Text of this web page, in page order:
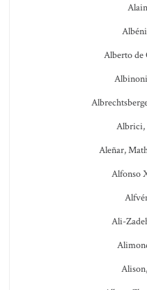
Alberto de
Albrici,
Aleñar,
Alfonso
Ali-